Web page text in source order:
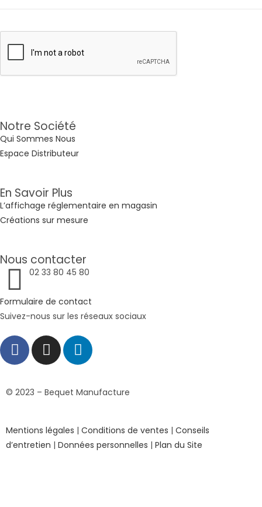
Notre Société
Qui Sommes Nous
Espace Distributeur
En Savoir Plus
L’affichage réglementaire en magasin
Créations sur mesure
Nous contacter
02 33 80 45 80
Formulaire de contact
Suivez-nous sur les réseaux sociaux
© 2023 – Bequet Manufacture
Mentions légales | Conditions de ventes | Conseils
d’entretien | Données personnelles | Plan du Site